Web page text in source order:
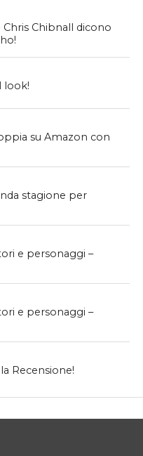
Chibnall dicono
look!
su Amazon con
stagione per
e personaggi –
e personaggi –
Recensione!